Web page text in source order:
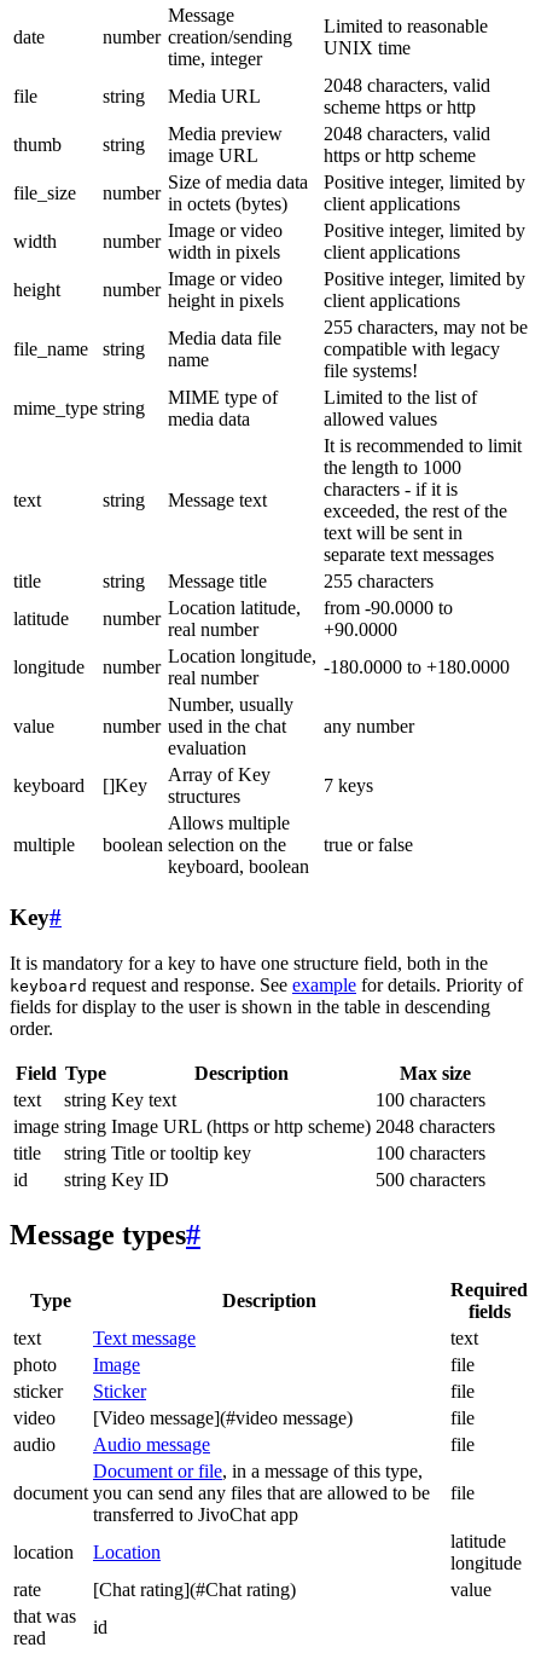
date number
Message
creation/sending
time, integer
Limited to reasonable
UNIX time
file string Media URL
2048 characters, valid
scheme https or http
thumb
string
Media preview
image URL
2048 characters, valid
https or http scheme
file_size
number
Size of media data
in octets (bytes)
Positive integer, limited by
client applications
width
number
Image or video
width in pixels
Positive integer, limited by
client applications
height
number
Image or video
height in pixels
Positive integer, limited by
client applications
file_name string
Media data file
name
255 characters, may not be
compatible with legacy
file systems!
mime_type string
MIME type of
media data
Limited to the list of
allowed values
text string Message text
It is recommended to limit
the length to 1000
characters - if it is
exceeded, the rest of the
text will be sent in
separate text messages
title
string Message title
255 characters
latitude
number
Location latitude,
real number
from -90.0000 to
+90.0000
longitude
number
Location longitude,
real number
-180.0000 to +180.0000
value number
Number, usually
used in the chat
evaluation
any number
keyboard []Key
Array of Key
structures
7 keys
multiple boolean
Allows multiple
selection on the
keyboard, boolean
true or false
Key#
It is mandatory for a key to have one structure field, both in the
keyboard request and response. See example for details. Priority of
fields for display to the user is shown in the table in descending
order.
Field Type Description
Max size
text
string Key text
100 characters
image string Image URL (https or http scheme) 2048 characters
title
string Title or tooltip key
100 characters
id
string Key ID 500 characters
Message types#
Type Description
Required
fields
text
Text message
text
photo
Image
file
sticker
Sticker
file
video
[Video message](#video message)
file
audio
Audio message file
document
Document or file, in a message of this type,
you can send any files that are allowed to be
transferred to JivoChat app
file
location Location
latitude
longitude
rate
[Chat rating](#Chat rating)
value
that was
read
id